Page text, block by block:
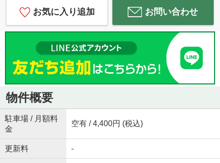
お気に入り追加 お問い合わせ
物件概要
駐車場 / 月額料
金
空有 / 4,400円 (税込)
更新料 -